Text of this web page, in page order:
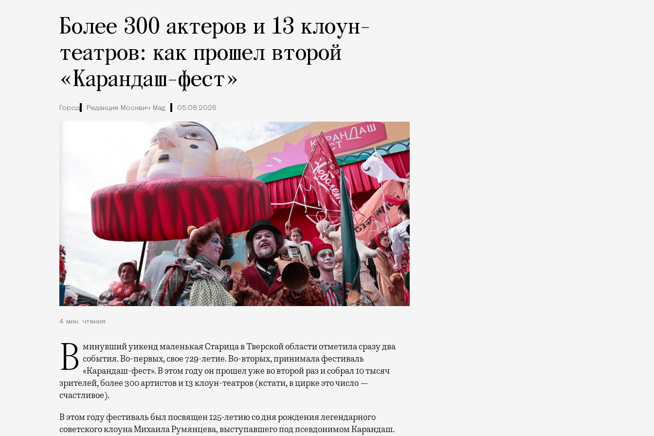
Более 300 актеров и 13 клоун-
театров: как прошел второй
«Карандаш-фест»
Город Редакция Москвич Mag 05.08.2026
4 мин. чтения
В минувший уикенд маленькая Старица в Тверской области отметила сразу два события. Во-первых, свое 729-летие. Во-вторых, принимала фестиваль
«Карандаш-фест». В этом году он прошел уже во второй раз и собрал 10 тысяч
зрителей, более 300 артистов и 13 клоун-театров (кстати, в цирке это число —
счастливое).
В этом году фестиваль был посвящен 125-летию со дня рождения легендарного
советского клоуна Михаила Румянцева, выступавшего под псевдонимом Карандаш.